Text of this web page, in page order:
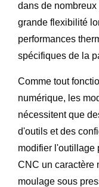
dans de
grande flexibilité
performances
spécifiques de la
Comme tout
numérique, les
nécessitent que
d'outils et des
modifier l'outillage
CNC un caractère
moulage sous